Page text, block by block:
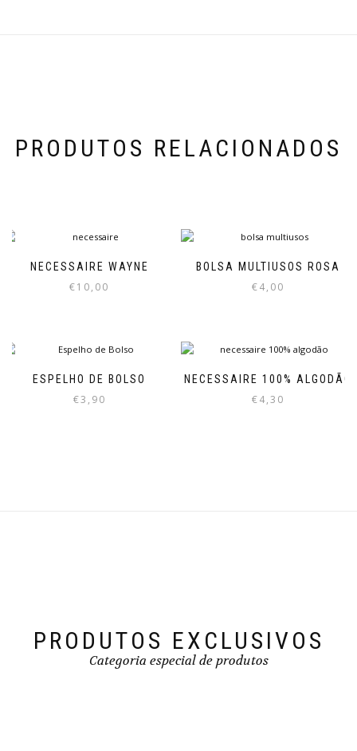
PRODUTOS RELACIONADOS
NECESSAIRE WAYNE
€10,00
BOLSA MULTIUSOS ROSA
€4,00
ESPELHO DE BOLSO
€3,90
NECESSAIRE 100% ALGODÃO
€4,30
PRODUTOS EXCLUSIVOS
Categoria especial de produtos